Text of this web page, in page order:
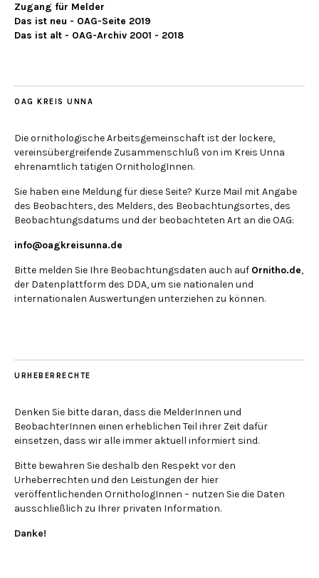
Zugang für Melder
Das ist neu - OAG-Seite 2019
Das ist alt - OAG-Archiv 2001 - 2018
OAG KREIS UNNA
Die ornithologische Arbeitsgemeinschaft ist der lockere,
vereinsübergreifende Zusammenschluß von im Kreis Unna
ehrenamtlich tätigen OrnithologInnen.
Sie haben eine Meldung für diese Seite? Kurze Mail mit Angabe
des Beobachters, des Melders, des Beobachtungsortes, des
Beobachtungsdatums und der beobachteten Art an die OAG:
info@oagkreisunna.de
Bitte melden Sie Ihre Beobachtungsdaten auch auf Ornitho.de,
der Datenplattform des DDA, um sie nationalen und
internationalen Auswertungen unterziehen zu können.
URHEBERRECHTE
Denken Sie bitte daran, dass die MelderInnen und
BeobachterInnen einen erheblichen Teil ihrer Zeit dafür
einsetzen, dass wir alle immer aktuell informiert sind.
Bitte bewahren Sie deshalb den Respekt vor den
Urheberrechten und den Leistungen der hier
veröffentlichenden OrnithologInnen – nutzen Sie die Daten
ausschließlich zu Ihrer privaten Information.
Danke!